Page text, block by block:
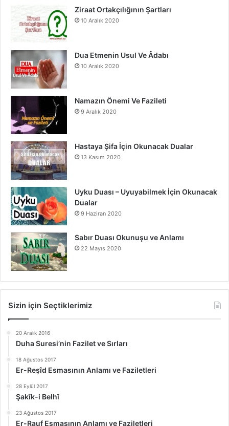
o
e
r
Ziraat Ortakçılığının Şartları
10 Aralık 2020
Dua Etmenin Usul Ve Âdabı
10 Aralık 2020
Namazın Önemi Ve Fazileti
9 Aralık 2020
Hastaya Şifa İçin Okunacak Dualar
13 Kasım 2020
Uyku Duası – Uyuyabilmek İçin Okunacak
Dualar
9 Haziran 2020
Sabır Duası Okunuşu ve Anlamı
22 Mayıs 2020
Sizin için Seçtiklerimiz
20 Aralık 2016
Duha Suresi’nin Fazilet ve Sırları
18 Ağustos 2017
Er-Reşîd Esmasının Anlamı ve Faziletleri
28 Eylül 2017
Şakîk-i Belhî
23 Ağustos 2017
Er-Rauf Esmasının Anlamı ve Faziletleri